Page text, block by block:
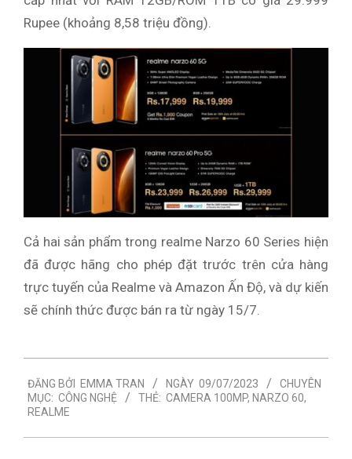
Rupee (khoảng 8,58 triệu đồng).
Cả hai sản phẩm trong realme Narzo 60 Series hiện
đã được hãng cho phép đặt trước trên cửa hàng
trực tuyến của Realme và Amazon Ấn Độ, và dự kiến
sẽ chính thức được bán ra từ ngày 15/7.
07-
09
ĐĂNG BỞI EMMA TRAN NGÀY 09/07/2023
CHUYÊN
MỤC: CÔNG NGHỆ THẺ: CAMERA 100MP, NARZO 60,
REALME